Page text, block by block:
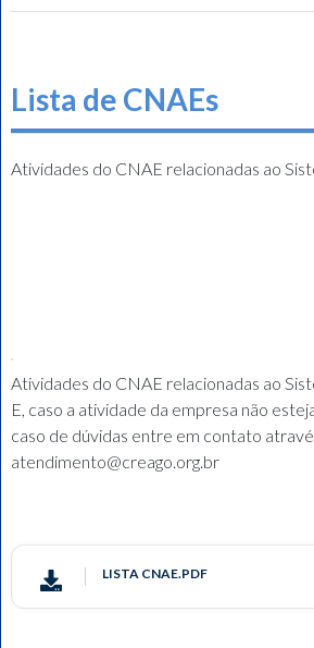
Lista de CNAEs
Atividades do CNAE relacionadas ao
Atividades do CNAE relacionadas ao
E, caso a atividade da empresa não
caso de dúvidas entre em contato
atendimento@creago.org.br
LISTA CNAE.PDF